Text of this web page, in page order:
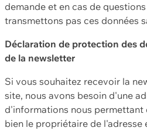
demande et en cas de
transmettons pas ces données
Déclaration de protection des
de la newsletter
Si vous souhaitez recevoir la
site, nous avons besoin d'une
d'informations nous permettant
bien le propriétaire de l'adresse